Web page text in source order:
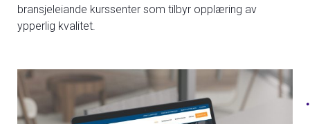
bransjeleiande kurssenter som tilbyr opplæring av
ypperlig kvalitet.